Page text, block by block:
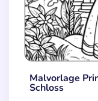
Malvorlage
Schloss